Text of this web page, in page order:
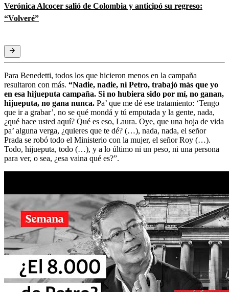
Verónica Alcocer salió de Colombia y anticipó su regreso:
“Volveré”
Para Benedetti, todos los que hicieron menos en la campaña
resultaron con más. “Nadie, nadie, ni Petro, trabajó más que yo
en esa hijueputa campaña. Si no hubiera sido por mí, no ganan,
hijueputa, no gana nunca. Pa’ que me dé ese tratamiento: ‘Tengo
que ir a grabar’, no se qué mondá y tú emputada y la gente, nada,
¿qué hace usted aquí? Qué es eso, Laura. Oye, que una hoja de vida
pa’ alguna verga, ¿quieres que te dé? (…), nada, nada, el señor
Prada se robó todo el Ministerio con la mujer, el señor Roy (…).
Todo, hijueputa, todo (…), y a lo último ni un peso, ni una persona
para ver, o sea, ¿esa vaina qué es?”.